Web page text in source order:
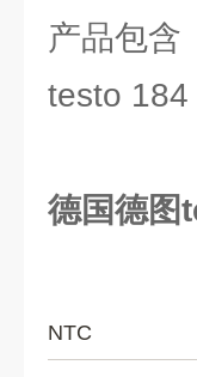
产品包含
testo 184
德国德
NTC